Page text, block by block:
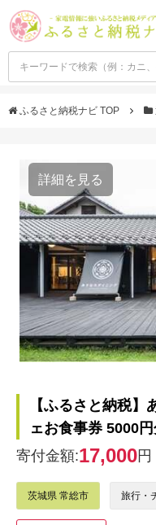
ふるさと納税ナビ TOP
詳細を見る
【ふるさと納税
ェお食事券 5000
寄付金額:17,000円
茨城県 常総市 旅行・